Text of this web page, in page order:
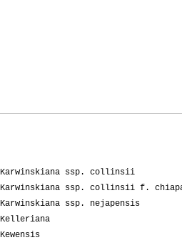
Karwinskiana ssp. collinsii
Karwinskiana ssp. collinsii f.
Karwinskiana ssp. nejapensis
Kelleriana
Kewensis